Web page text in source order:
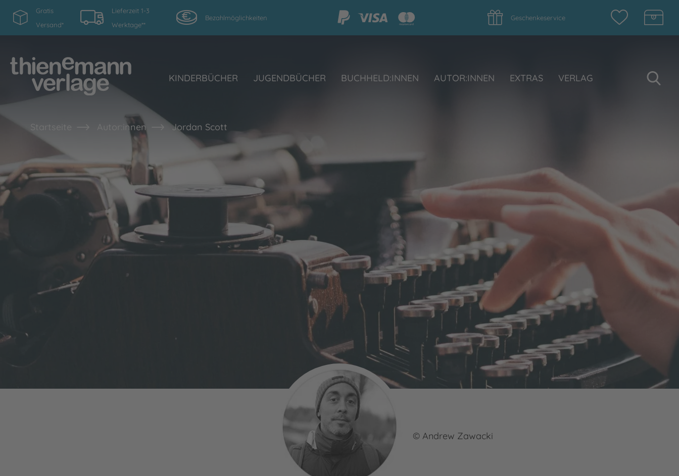
Gratis
Versand*
Lieferzeit 1-3
Werktage**
Bezahlmöglichkeiten Geschenkeservice
KINDERBÜCHER JUGENDBÜCHER BUCHHELD:INNEN AUTOR:INNEN EXTRAS VERLAG
Startseite Autor:innen Jordan Scott
© Andrew Zawacki